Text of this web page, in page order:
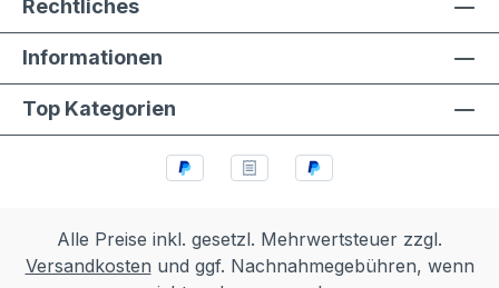
Rechtliches
Informationen
Top Kategorien
Alle Preise inkl. gesetzl. Mehrwertsteuer zzgl.
Versandkosten und ggf. Nachnahmegebühren, wenn